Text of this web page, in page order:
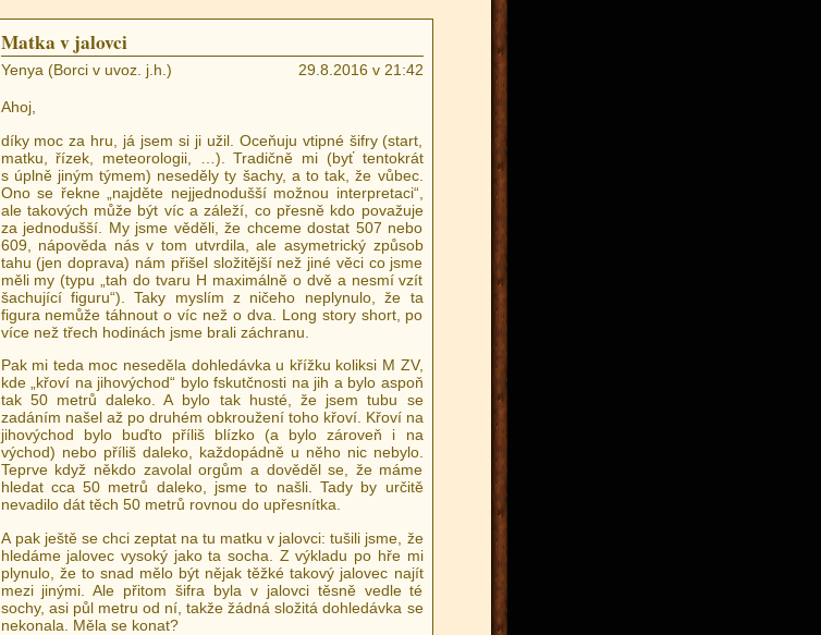
Matka v jalovci
Yenya (Borci v uvoz. j.h.) 29.8.2016 v 21:42
Ahoj,
díky moc za hru, já jsem si ji užil. Oceňuju vtipné šifry (start,
matku, řízek, meteorologii, …). Tradičně mi (byť tentokrát
s úplně jiným týmem) neseděly ty šachy, a to tak, že vůbec.
Ono se řekne „najděte nejjednodušší možnou interpretaci“,
ale takových může být víc a záleží, co přesně kdo považuje
za jednodušší. My jsme věděli, že chceme dostat 507 nebo
609, nápověda nás v tom utvrdila, ale asymetrický způsob
tahu (jen doprava) nám přišel složitější než jiné věci co jsme
měli my (typu „tah do tvaru H maximálně o dvě a nesmí vzít
šachující figuru“). Taky myslím z ničeho neplynulo, že ta
figura nemůže táhnout o víc než o dva. Long story short, po
více než třech hodinách jsme brali záchranu.
Pak mi teda moc neseděla dohledávka u křížku koliksi M ZV,
kde „křoví na jihovýchod“ bylo fskutčnosti na jih a bylo aspoň
tak 50 metrů daleko. A bylo tak husté, že jsem tubu se
zadáním našel až po druhém obkroužení toho křoví. Křoví na
jihovýchod bylo buďto příliš blízko (a bylo zároveň i na
východ) nebo příliš daleko, každopádně u něho nic nebylo.
Teprve když někdo zavolal orgům a dověděl se, že máme
hledat cca 50 metrů daleko, jsme to našli. Tady by určitě
nevadilo dát těch 50 metrů rovnou do upřesnítka.
A pak ještě se chci zeptat na tu matku v jalovci: tušili jsme, že
hledáme jalovec vysoký jako ta socha. Z výkladu po hře mi
plynulo, že to snad mělo být nějak těžké takový jalovec najít
mezi jinými. Ale přitom šifra byla v jalovci těsně vedle té
sochy, asi půl metru od ní, takže žádná složitá dohledávka se
nekonala. Měla se konat?